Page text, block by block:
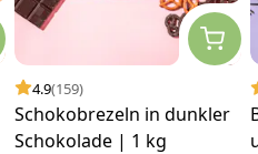
4.9(159)
Schokobrezeln in dunkler
Schokolade | 1 kg